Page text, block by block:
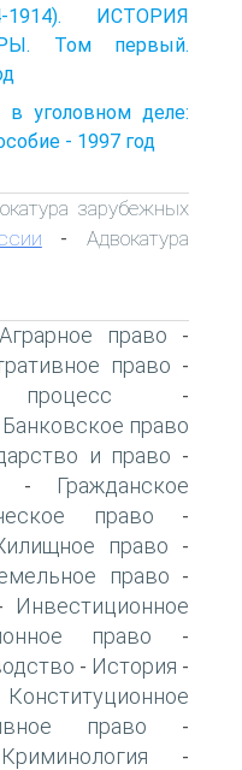
1914). ИСТОРИЯ
Том первый.
уголовном деле:
- 1997 год
зарубежных
-Адвокатура
Аграрное право -
право -
-
Банковское право
и право -
-
Гражданское
право -
право -
право -
Инвестиционное
право -
- История -
Конституционное
право -
Криминология -